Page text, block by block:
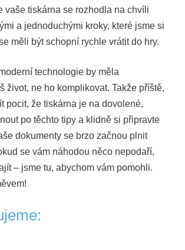
vaše tiskárna se rozhodla na chvíli
a jednoduchými kroky, které jsme si
měli být schopní rychle vrátit do hry.
technologie by měla
život, ne ho komplikovat. Takže příště,
pocit, že tiskárna je na dovolené,
po těchto tipy a klidně si připravte
dokumenty se brzo začnou plnit
se vám náhodou něco nepodaří,
– jsme tu, abychom vám pomohli.